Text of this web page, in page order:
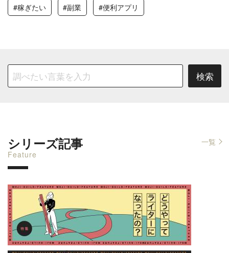
#稼ぎたい #副業 #便利アプリ
シリーズ記事
Feature
一覧